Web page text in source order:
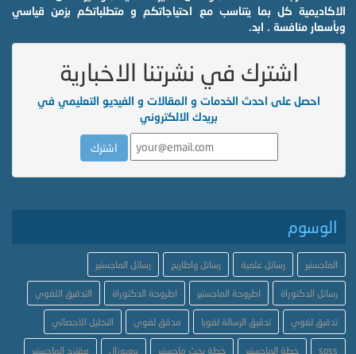
الاكاديمية كل بما يتناسب مع احتياجاتكم و متطلباتكم بزمن قياسي
وبأسعار منافسة . ابد.
اشترك في نشرتنا الاخبارية
احصل على احدث الخدمات و المقالات و الفيديو التعليمي في
بريدك الالكتروني
الوسوم
الماجستير رسائل علمية رسائل واطاريح رسائل الماجستير
رسائل الدكتوراة اطروحة الماجستير اطروحة الدكتوراة التدقيق اللغوي
تدقيق لغوي تدقيق الرسالة لغويا مدقق لغوي التحليل الاحصائي
spss خطة الماجستير خطة بحث ماجستير بروبوزال مقترح الماجستير